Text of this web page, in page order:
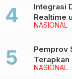
NASIONAL
Integrasi
Realtime
SAPEDA
NASIONAL
Pemprov
Terapkan
untuk ASN